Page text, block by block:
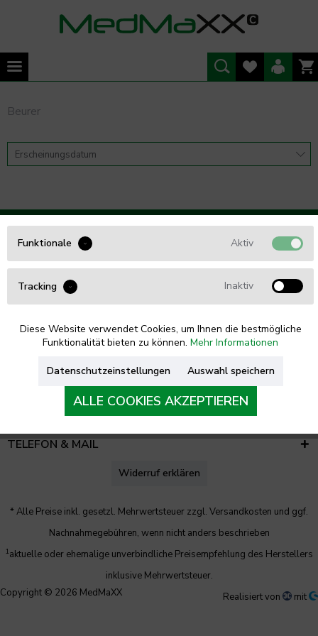
Beurer
WIR BERATEN SIE GERNE
Tel. 0461 - 5749 85 54
UNTERNEHMEN
TELEFON & MAIL
Widerruf erklären
* Alle Preise inkl. gesetzl. Mehrwertsteuer zzgl. Versandkosten und ggf.
Nachnahmegebühren, wenn nicht anders beschrieben
1aktuelle oder ehemalige unverbindliche Preisempfehlung des Herstellers
inklusive Mehrwertsteuer.
Copyright © 2026 MedMaXX
Realisiert von mit
Funktionale Aktiv
Tracking Inaktiv
Diese Website verwendet Cookies, um Ihnen die bestmögliche
Funktionalität bieten zu können. Mehr Informationen
Datenschutzeinstellungen Auswahl speichern
ALLE COOKIES AKZEPTIEREN